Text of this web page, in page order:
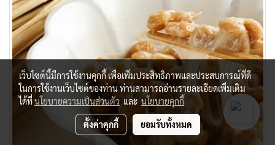
เว็บไซต์นี้มีการใช้งานคุกกี้ เพื่อเพิ่มประสิทธิภาพและประสบการณ์ที่ดี
ในการใช้งานเว็บไซต์ของท่าน ท่านสามารถอ่านรายละเอียดเพิ่มเติม
ได้ที่นโยบายความเป็นส่วนตัว และ นโยบายคุกกี้
ตั้งค่าคุกกี้ ยอมรับทั้งหมด